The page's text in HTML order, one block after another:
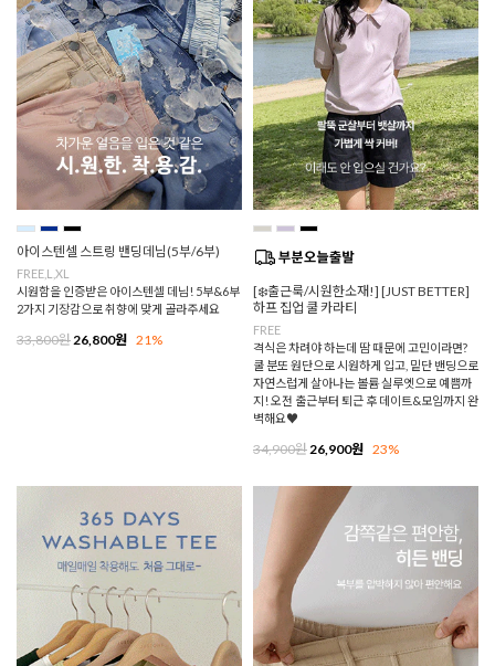
아이스텐셀 스트링 밴딩데님(5부/6부)
FREE,L,XL
시원함을 인증받은 아이스텐셀 데님! 5부&6부
2가지 기장감으로 취향에 맞게 골라주세요
33,800원26,800원 21%
[❄️출근룩/시원한소재!] [JUST BETTER]
하프 집업 쿨 카라티
FREE
격식은 차려야 하는데 땀 때문에 고민이라면?
쿨 분또 원단으로 시원하게 입고, 밑단 밴딩으로
자연스럽게 살아나는 볼륨 실루엣으로 예쁨까
지! 오전 출근부터 퇴근 후 데이트&모임까지 완
벽해요♥
34,900원26,900원 23%